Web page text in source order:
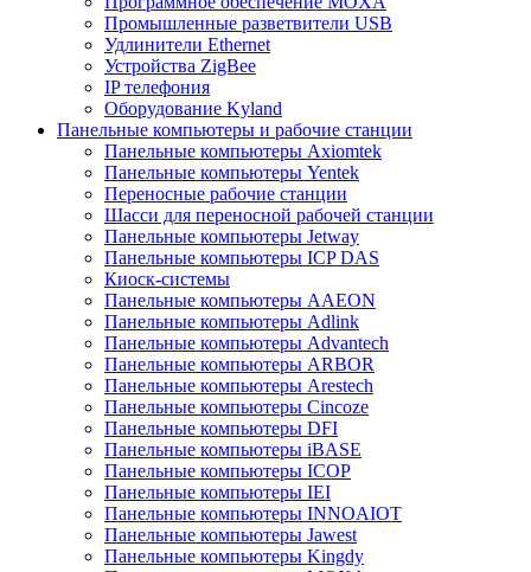
Промышленные разветвители USB
Удлинители Ethernet
Устройства ZigBee
IP телефония
Оборудование Kyland
Панельные компьютеры и рабочие станции
Панельные компьютеры Axiomtek
Панельные компьютеры Yentek
Переносные рабочие станции
Шасси для переносной рабочей станции
Панельные компьютеры Jetway
Панельные компьютеры ICP DAS
Киоск-системы
Панельные компьютеры AAEON
Панельные компьютеры Adlink
Панельные компьютеры Advantech
Панельные компьютеры ARBOR
Панельные компьютеры Arestech
Панельные компьютеры Cincoze
Панельные компьютеры DFI
Панельные компьютеры iBASE
Панельные компьютеры ICOP
Панельные компьютеры IEI
Панельные компьютеры INNOAIOT
Панельные компьютеры Jawest
Панельные компьютеры Kingdy